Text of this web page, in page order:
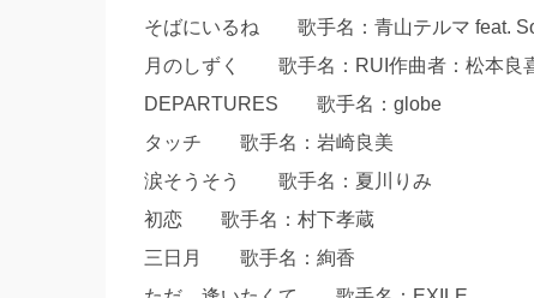
そばにいるね 歌手名：青山テルマ feat.
月のしずく 歌手名：RUI作曲者：松本良
DEPARTURES 歌手名：globe
タッチ 歌手名：岩崎良美
涙そうそう 歌手名：夏川りみ
初恋 歌手名：村下孝蔵
三日月 歌手名：絢香